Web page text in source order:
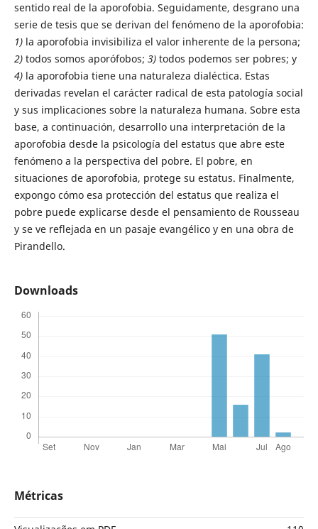
sentido real de la aporofobia. Seguidamente, desgrano una
serie de tesis que se derivan del fenómeno de la aporofobia:
1)la aporofobia invisibiliza el valor inherente de la persona;
2) todos somos aporófobos; 3)todos podemos ser pobres; y
4)la aporofobia tiene una naturaleza dialéctica. Estas
derivadas revelan el carácter radical de esta patología social
y sus implicaciones sobre la naturaleza humana. Sobre esta
base, a continuación, desarrollo una interpretación de la
aporofobia desde la psicología del estatus que abre este
fenómeno a la perspectiva del pobre. El pobre, en
situaciones de aporofobia, protege su estatus. Finalmente,
expongo cómo esa protección del estatus que realiza el
pobre puede explicarse desde el pensamiento de Rousseau
y se ve reflejada en un pasaje evangélico y en una obra de
Pirandello.
Downloads
Métricas